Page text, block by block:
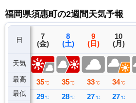
福岡県須惠町の2週間天気予報
日
天気
最高
最低
6
(木)
35 ℃
26 ℃
7
(金)
35 ℃
29 ℃
8
(土)
35 ℃
28 ℃
9
(日)
33 ℃
27 ℃
10
(月)
34 ℃
27 ℃